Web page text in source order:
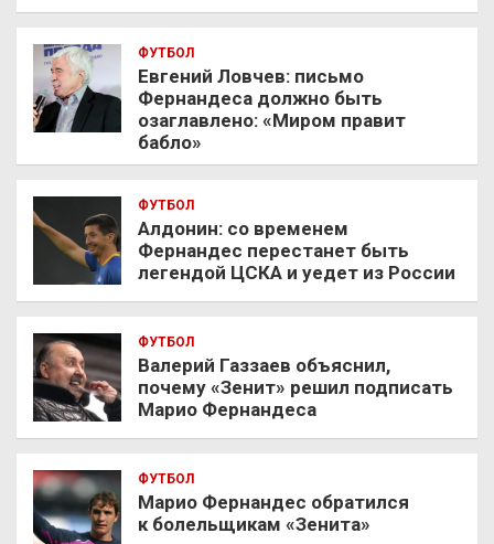
ФУТБОЛ
Евгений Ловчев: письмо
Фернандеса должно быть
озаглавлено: «Миром правит
бабло»
ФУТБОЛ
Алдонин: со временем
Фернандес перестанет быть
легендой ЦСКА и уедет из России
ФУТБОЛ
Валерий Газзаев объяснил,
почему «Зенит» решил подписать
Марио Фернандеса
ФУТБОЛ
Марио Фернандес обратился
к болельщикам «Зенита»